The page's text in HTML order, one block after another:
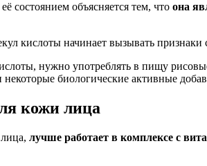
состоянием объясняется тем, что она
кислоты начинает вызывать признаки
нужно употреблять в пищу
биологические активные
кожи лица
лучше работает в комплексе с